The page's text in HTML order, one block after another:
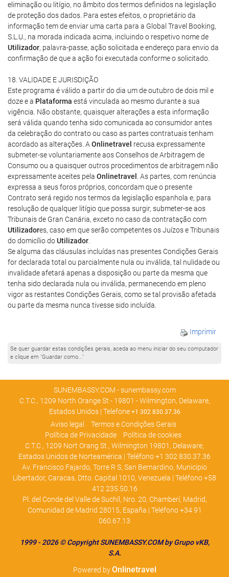
eliminação ou litígio, no âmbito dos termos definidos na legislação
de proteção dos dados. Para estes efeitos, o proprietário da
informação tem de enviar uma carta para a Global Travel Booking,
S.L.U., na morada indicada acima, incluindo o respetivo nome de
Utilizador, palavra-passe, ação solicitada e endereço para envio da
confirmação de que a ação foi executada conforme o solicitado.
18. VALIDADE E JURISDIÇÃO
Este programa é válido a partir do dia um de outubro de dois mil e
doze e a Plataforma está vinculada ao mesmo durante a sua
vigência. Não obstante, quaisquer alterações a esta informação
será válida quando tenha sido comunicada ao consumidor antes
da celebração do contrato ou caso as partes contratuais tenham
acordado as alterações. AOnlinetravel recusa expressamente
submeter-se voluntariamente aos Conselhos de Arbitragem de
Consumo ou a quaisquer outros procedimentos de arbitragem não
expressamente aceites pela Onlinetravel . As partes, com renúncia
expressa a seus foros próprios, concordam que o presente
Contrato será regido nos termos da legislação espanhola e, para
resolução de qualquer litígio que possa surgir, submeter-se aos
Tribunais de Gran Canária, exceto no caso da contratação com
Utilizadores, caso em que serão competentes os Juízos e Tribunais
do domicílio doUtilizador.
Se alguma das cláusulas incluídas nas presentes Condições Gerais
for declarada total ou parcialmente nula ou inválida, tal nulidade ou
invalidade afetará apenas a disposição ou parte da mesma que
tenha sido declarada nula ou inválida, permanecendo em pleno
vigor as restantes Condições Gerais, como se tal provisão afetada
ou parte da mesma nunca tivesse sido incluída.
Imprimir
Se quer guardar estas condições gerais, aceda ao menu iniciar do seu computador
e clique em "Guardar como..."
SUNEMBASSY.COM - sunembassy.com
C.T.C., 1209 North Orange St - 19801 - Wilmington, Delaware,
Estados Unidos | Telefone +1 302 830.37.36
Aviso legal
Termos e Condições Gerais
Polí­tica de Privacidade
Política de cookies
C.T.C., 1209 Nort Orang St., Wilmington 19801, Delaware,
Estados Unidos de Norteamérica | Teléfono +1 302 830.37.36
Av. Francisco Fajardo, Torre R S, San Bernardino, Municipio
Libertador, Caracas, Dtto. Capital 1010, Venezuela | Teléfono +58
412 235.50.16
Pl. del Conde del Valle de Suchíl, Nro. 20, Chamberí, Madrid,
Comunidad de Madrid 28015, España | Teléfono +34 91
060.67.13
1999 - 2026 © Copyright SUNEMBASSY.COM by Grupo vKB,
S.A.
Powered byOnlinetravel